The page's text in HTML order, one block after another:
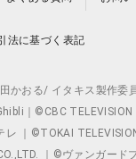
法に基づく表記
おる/ イタキス製作
｜©CBC
©TOKAI
｜©ヴァンガー